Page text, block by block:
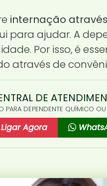
internação
para ajudar. A
Por isso, é
através de
DE
PARA DEPENDENTE QUÍMICO
Agora